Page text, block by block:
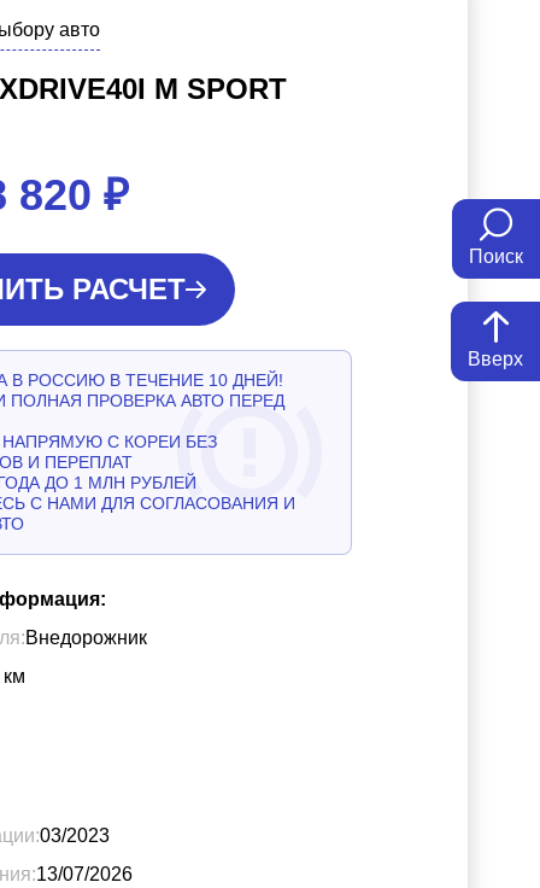
Поиск
Вверх
авто
M SPORT
820 ₽
РАСЧЕТ
В РОССИЮ В ТЕЧЕНИЕ 10 ДНЕЙ!
ПОЛНАЯ ПРОВЕРКА АВТО ПЕРЕД
С КОРЕИ БЕЗ
И ПЕРЕПЛАТ
ДО 1 МЛН РУБЛЕЙ
С НАМИ ДЛЯ СОГЛАСОВАНИЯ И
Внедорожник
км
03/2023
13/07/2026